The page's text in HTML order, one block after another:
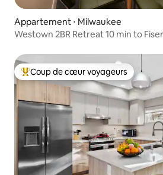
Appartement ⋅ Milwaukee
Westown 2BR Retreat 10 min to
Coups de cœur voyageurs les plus
Coup de cœur voyageurs